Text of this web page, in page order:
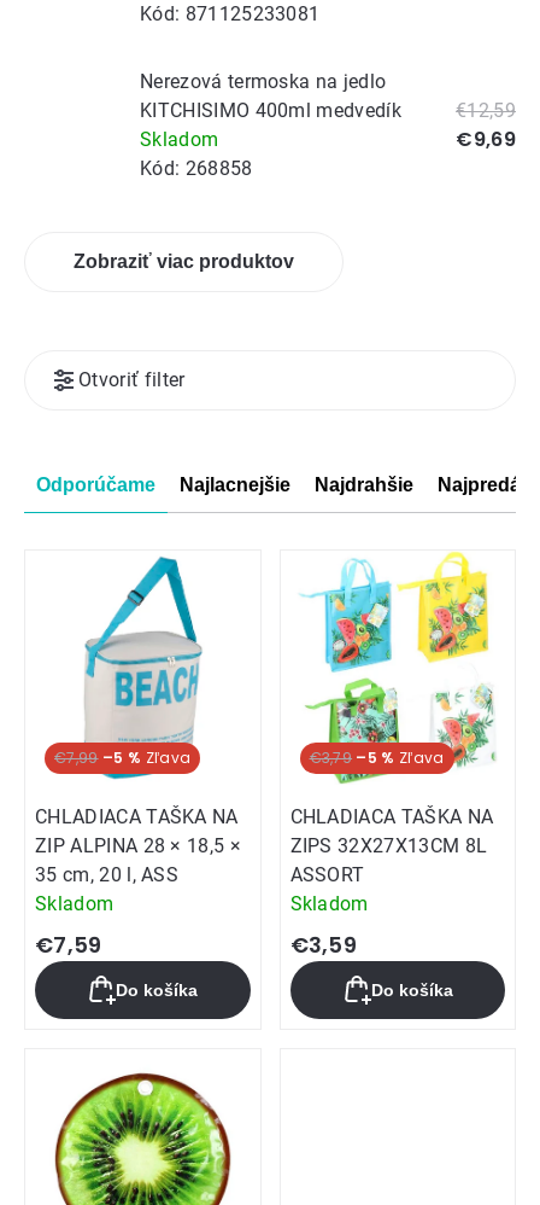
Kód: 871125233081
Nerezová termoska na jedlo
KITCHISIMO 400ml medvedík
Skladom
Kód: 268858
€12,59
€9,69
Zobraziť viac produktov
Radenie
produktov
Odporúčame Najlacnejšie Najdrahšie
Otvoriť filter
Výpis
€7,99 –5 %
CHLADIACA TAŠKA NA
ZIP ALPINA 28 × 18,5 ×
35 cm, 20 l, ASS
Skladom
€7,59
Do košíka
€3,79 –5 %
CHLADIACA TAŠKA NA
ZIPS 32X27X13CM 8L
ASSORT
Skladom
€3,59
Do košíka